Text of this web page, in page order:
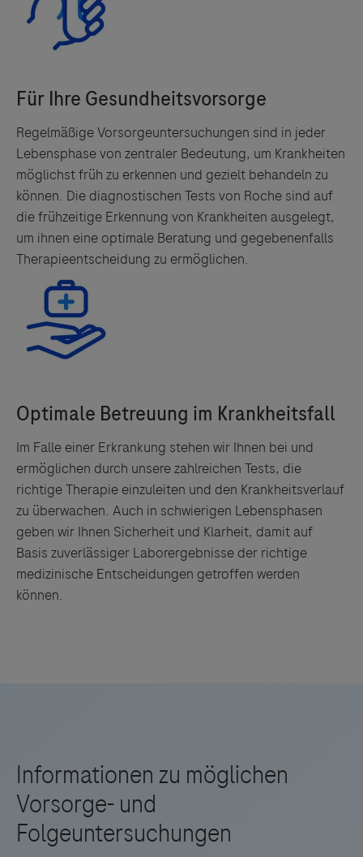
Regelmäßige Vorsorgeuntersuchungen sind in jeder
Lebensphase von zentraler Bedeutung, um Krankheiten
möglichst früh zu erkennen und gezielt behandeln zu
können. Die diagnostischen Tests von Roche sind auf
die frühzeitige Erkennung von Krankheiten ausgelegt,
um ihnen eine optimale Beratung und gegebenenfalls
Therapieentscheidung zu ermöglichen.
Im Falle einer Erkrankung stehen wir Ihnen bei und
ermöglichen durch unsere zahlreichen Tests, die
richtige Therapie einzuleiten und den Krankheitsverlauf
zu überwachen. Auch in schwierigen Lebensphasen
geben wir Ihnen Sicherheit und Klarheit, damit auf
Basis zuverlässiger Laborergebnisse der richtige
medizinische Entscheidungen getroffen werden
können.